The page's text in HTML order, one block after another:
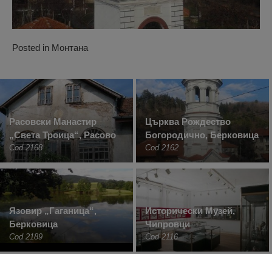
Posted in Монтана
Расовски Манастир
„Света Троица“, Расово
Cod 2168
Църква Рождество
Богородично, Берковица
Cod 2162
Язовир „Гаганица“,
Берковица
Cod 2189
Исторически Музей,
Чипровци
Cod 2116